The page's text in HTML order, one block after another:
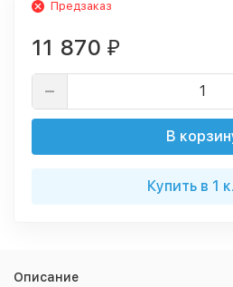
Предзаказ
11 870 ₽
В
Купить в 1
Описание